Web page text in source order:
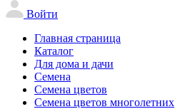
Войти
Главная страница
Каталог
Для дома и дачи
Семена
Семена цветов
Семена цветов многолетних